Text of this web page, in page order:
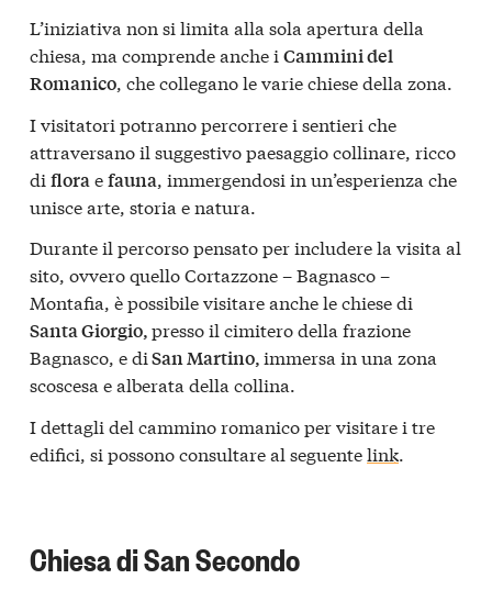
L’iniziativa non si limita alla sola apertura della
chiesa, ma comprende anche i Cammini del
Romanico, che collegano le varie chiese della zona.
I visitatori potranno percorrere i sentieri che
attraversano il suggestivo paesaggio collinare, ricco
di floraefauna, immergendosi in un’esperienza che
unisce arte, storia e natura.
Durante il percorso pensato per includere la visita al
sito, ovvero quello Cortazzone – Bagnasco –
Montafia, è possibile visitare anche le chiese di
Santa Giorgio,presso il cimitero della frazione
Bagnasco, e diSan Martino,immersa in una zona
scoscesa e alberata della collina.
I dettagli del cammino romanico per visitare i tre
edifici, si possono consultare al seguentelink.
Chiesa di San Secondo